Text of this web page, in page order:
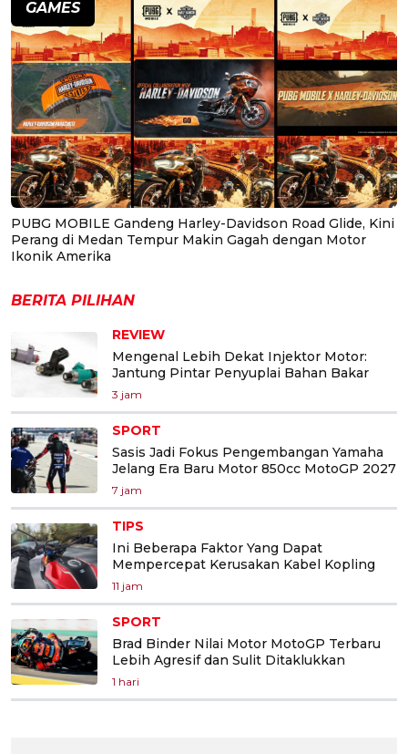
GAMES
PUBG MOBILE Gandeng Harley-Davidson Road Glide, Kini
Perang di Medan Tempur Makin Gagah dengan Motor
Ikonik Amerika
BERITA PILIHAN
REVIEW
Mengenal Lebih Dekat Injektor Motor:
Jantung Pintar Penyuplai Bahan Bakar
3 jam
SPORT
Sasis Jadi Fokus Pengembangan Yamaha
Jelang Era Baru Motor 850cc MotoGP 2027
7 jam
TIPS
Ini Beberapa Faktor Yang Dapat
Mempercepat Kerusakan Kabel Kopling
11 jam
SPORT
Brad Binder Nilai Motor MotoGP Terbaru
Lebih Agresif dan Sulit Ditaklukkan
1 hari